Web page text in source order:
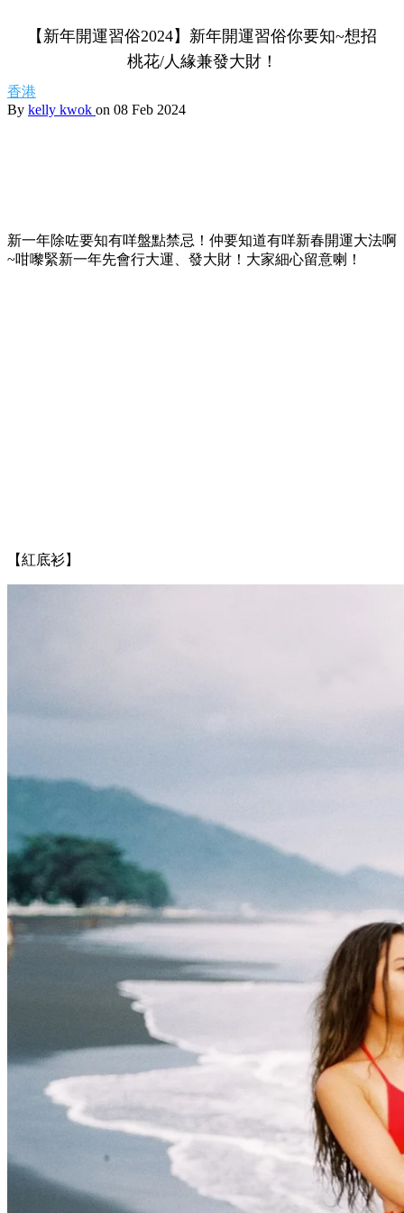
【新年開運習俗2024】新年開運習俗你要知~想招
桃花/人緣兼發大財！
香港
By kelly kwok on 08 Feb 2024
新一年除咗要知有咩盤點禁忌！仲要知道有咩新春開運大法啊
~咁嚟緊新一年先會行大運、發大財！大家細心留意喇！
【紅底衫】